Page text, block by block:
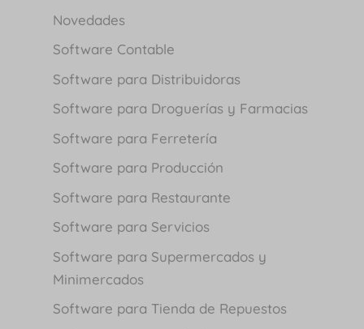
Novedades
Software Contable
Software para Distribuidoras
Software para Droguerías y Farmacias
Software para Ferretería
Software para Producción
Software para Restaurante
Software para Servicios
Software para Supermercados y
Minimercados
Software para Tienda de Repuestos